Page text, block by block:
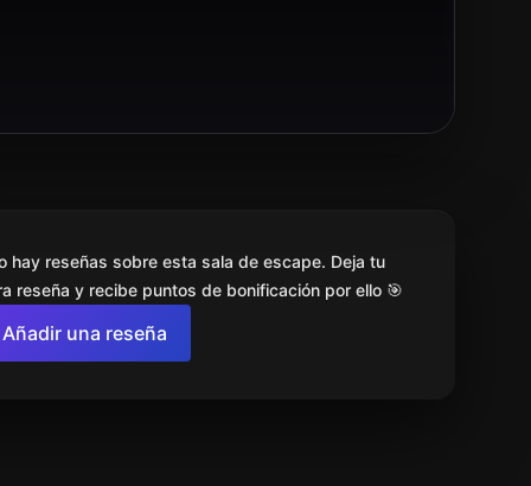
hay reseñas sobre esta sala de escape. Deja tu
reseña y recibe puntos de bonificación por ello 🎯
Añadir una reseña